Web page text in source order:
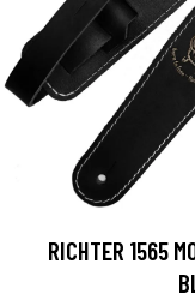
RICHTER 1565